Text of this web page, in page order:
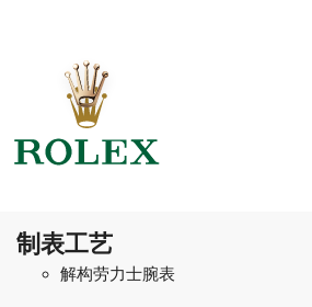
制表工艺
解构劳力士腕表